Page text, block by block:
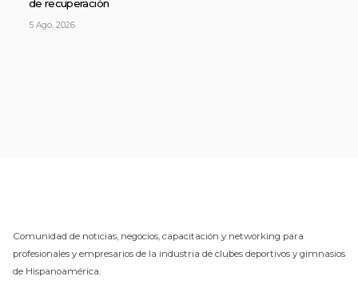
de recuperación
5 Ago, 2026
Comunidad de noticias, negocios, capacitación y networking para
profesionales y empresarios de la industria de clubes deportivos y gimnasios
de Hispanoamérica.